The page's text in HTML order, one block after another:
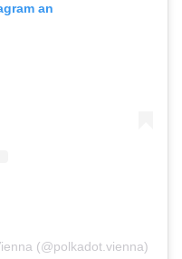
an
(@polkadot.vienna)